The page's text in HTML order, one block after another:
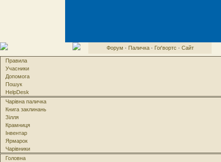
Форум · Паличка· Гоґвортс · Сайт
Правила
Учасники
Допомога
Пошук
HelpDesk
Чарівна паличка
Книга заклинань
Зілля
Крамниця
Інвентар
Ярмарок
Чарівники
Головна